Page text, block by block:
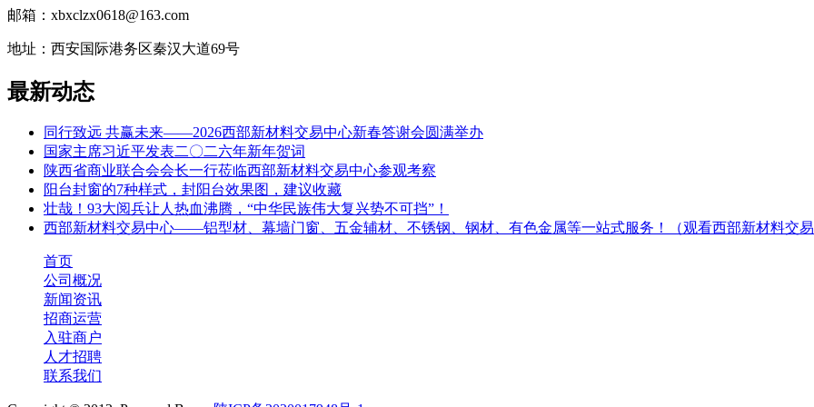
邮箱：xbxclzx0618@163.com
地址：西安国际港务区秦汉大道69号
最新动态
同行致远 共赢未来——2026西部新材料交易中心新春答谢会圆满举办
国家主席习近平发表二〇二六年新年贺词
陕西省商业联合会会长一行莅临西部新材料交易中心参观考察
阳台封窗的7种样式，封阳台效果图，建议收藏
壮哉！93大阅兵让人热血沸腾，“中华民族伟大复兴势不可挡”！
西部新材料交易中心——铝型材、幕墙门窗、五金辅材、不锈钢、钢材、有色金属等一站式服务！（观看西部新材料交易
首页
公司概况
新闻资讯
招商运营
入驻商户
人才招聘
联系我们